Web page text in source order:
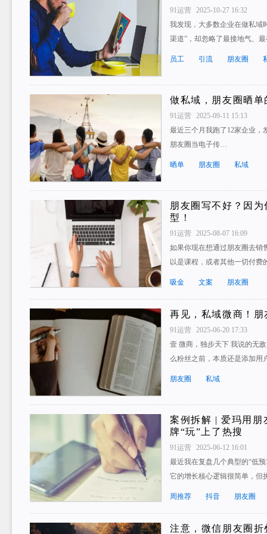
91运营 2025-10-27 16:32
我发现，大多数企业在做私域
渠道”，却忽略了最接地气、
员工 引流 朋友圈
做私域，朋友圈晒
91运营 2025-09-11 15:13
最近三个月我跑了12家企业，
朋友圈当电子传…
晒单 朋友圈 私域
朋友圈写不好？因
型！
91运营 2025-08-07 16:09
如果你现在想通过朋友圈去销
以是课程，或者其他一切付费
吸金 文案 朋友圈
再见，私域微商！
91运营
2025-06-20 17:33
壹 微商，独步天下 我说的无
么粉丝之前，本质还是添加
朋友圈 私域
案例拆解 | 爱玛用朋
牌“玩”上了热搜
91运营
2025-06-12 16:01
最近我在复盘几个典型的“低
它的增长核心逻辑很简单，
周推荐 抖音 朋友圈
注意，微信朋友圈